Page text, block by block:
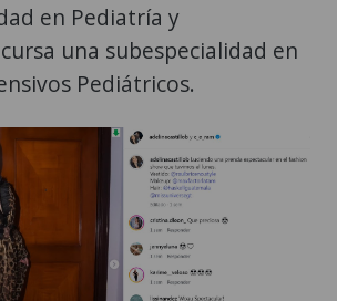
en Pediatría y
una subespecialidad en
Pediátricos.